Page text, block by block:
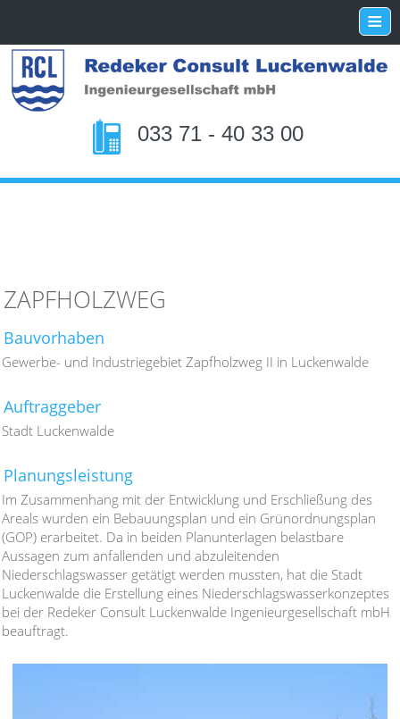
≡
033 71 - 40 33 00
ZAPFHOLZWEG
Bauvorhaben
Gewerbe- und Industriegebiet Zapfholzweg II in Luckenwalde
Auftraggeber
Stadt Luckenwalde
Planungsleistung
Im Zusammenhang mit der Entwicklung und Erschließung des
Areals wurden ein Bebauungsplan und ein Grünordnungsplan
(GOP) erarbeitet. Da in beiden Planunterlagen belastbare
Aussagen zum anfallenden und abzuleitenden
Niederschlagswasser getätigt werden mussten, hat die Stadt
Luckenwalde die Erstellung eines Niederschlagswasserkonzeptes
bei der Redeker Consult Luckenwalde Ingenieurgesellschaft mbH
beauftragt.